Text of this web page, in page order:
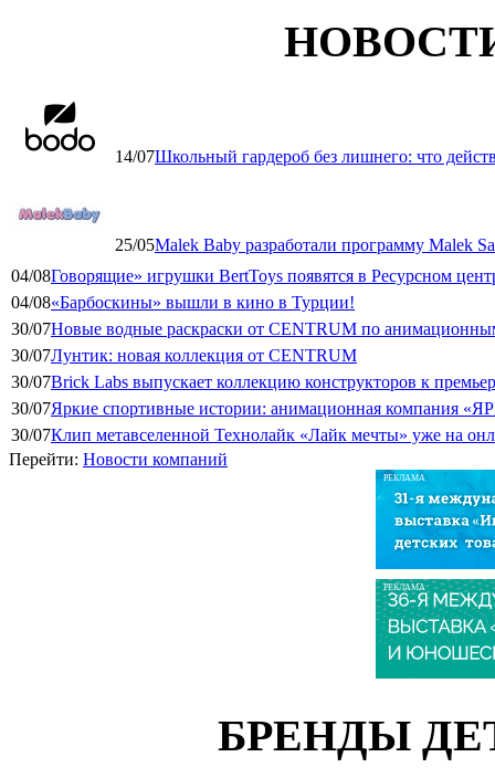
14/07Школьный гардероб без лишнего: что
25/05Malek Baby разработали программу Malek
04/08Говорящие» игрушки BertToys появятся в Ресурсном
04/08«Барбоскины» вышли в кино в Турции!
30/07Новые водные раскраски от CENTRUM по
30/07Лунтик: новая коллекция от CENTRUM
30/07Brick Labs выпускает коллекцию конструкторов к
30/07Яркие спортивные истории: анимационная компания
30/07Клип метавселенной Технолайк «Лайк мечты» уже на
Перейти: Новости компаний
РЕКЛАМА
РЕКЛАМА
БРЕНДЫ